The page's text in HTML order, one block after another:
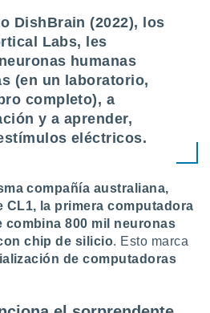
DishBrain (2022), los
Labs, les
humanas
(en un laboratorio,
completo), a
y a aprender,
eléctricos.
compañía australiana,
CL1, la primera computadora
800 mil neuronas
chip de silicio. Esto marca
de computadoras